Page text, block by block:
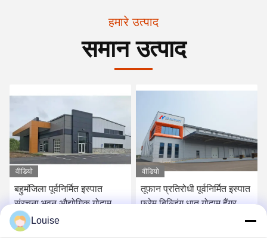
हमारे उत्पाद
समान उत्पाद
वीडियो
बहुमंजिला पूर्वनिर्मित इस्पात
संरचना भवन औद्योगिक गोदाम
कारखाना भवन
वीडियो
तूफान प्रतिरोधी पूर्वनिर्मित इस्पात
फ्रेम बिल्डिंग धातु गोदाम हैंगर
Louise